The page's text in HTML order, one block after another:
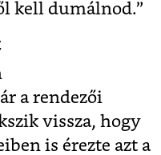
kell dumálnod.”
a rendezői
vissza, hogy
is érezte azt a